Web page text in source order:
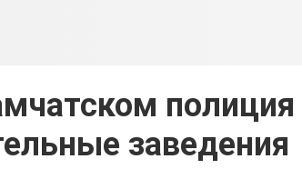
полиция
заведения